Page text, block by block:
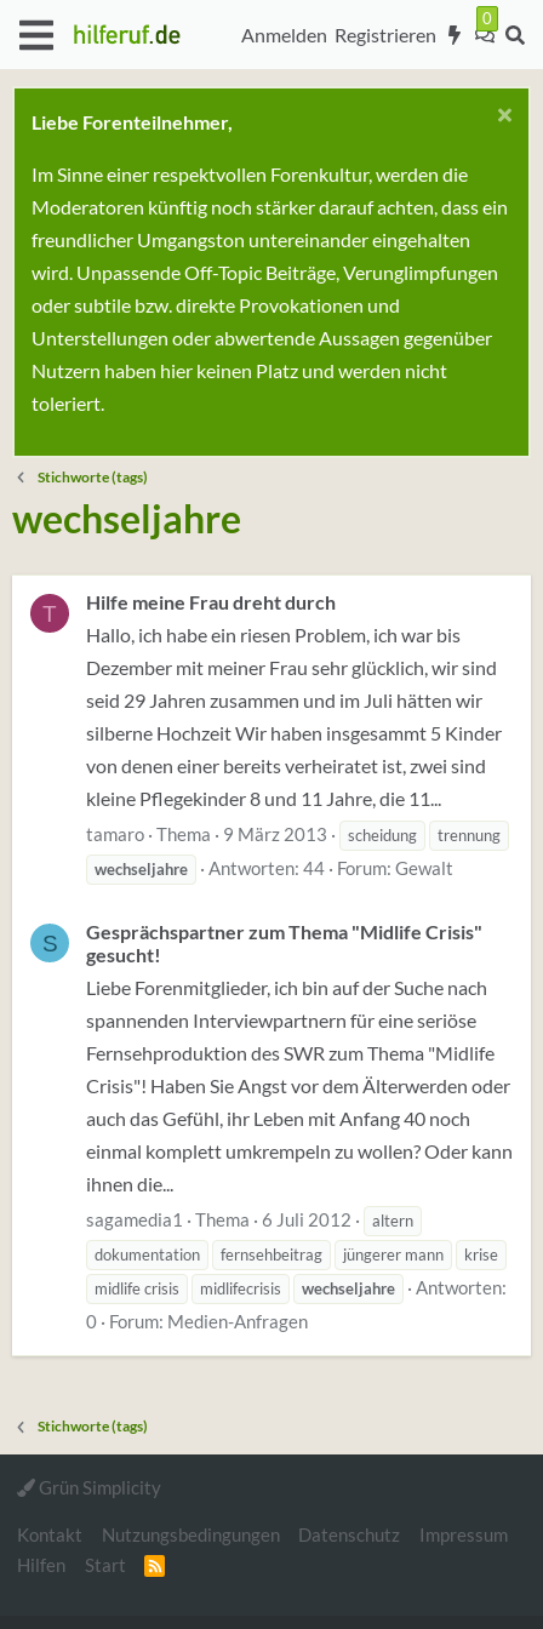
Anmelden Registrieren
Liebe Forenteilnehmer,
Im Sinne einer respektvollen Forenkultur, werden die
Moderatoren künftig noch stärker darauf achten, dass ein
freundlicher Umgangston untereinander eingehalten
wird. Unpassende Off-Topic Beiträge, Verunglimpfungen
oder subtile bzw. direkte Provokationen und
Unterstellungen oder abwertende Aussagen gegenüber
Nutzern haben hier keinen Platz und werden nicht
toleriert.
Stichworte (tags)
wechseljahre
T
Hilfe meine Frau dreht durch
Hallo, ich habe ein riesen Problem, ich war bis
Dezember mit meiner Frau sehr glücklich, wir sind
seid 29 Jahren zusammen und im Juli hätten wir
silberne Hochzeit Wir haben insgesammt 5 Kinder
von denen einer bereits verheiratet ist, zwei sind
kleine Pflegekinder 8 und 11 Jahre, die 11...
tamaro Thema 9 März 2013 scheidung
trennung
wechseljahre
Antworten: 44 Forum: Gewalt
S
Gesprächspartner zum Thema "Midlife Crisis"
gesucht!
Liebe Forenmitglieder, ich bin auf der Suche nach
spannenden Interviewpartnern für eine seriöse
Fernsehproduktion des SWR zum Thema "Midlife
Crisis"! Haben Sie Angst vor dem Älterwerden oder
auch das Gefühl, ihr Leben mit Anfang 40 noch
einmal komplett umkrempeln zu wollen? Oder kann
ihnen die...
sagamedia1 Thema 6 Juli 2012
altern
dokumentation
fernsehbeitrag jüngerer mann
krise
midlife crisis
midlifecrisis wechseljahre
Antworten:
0
Forum: Medien-Anfragen
Stichworte (tags)
Grün Simplicity
Kontakt Nutzungsbedingungen Datenschutz
Impressum
Hilfen
Start
R